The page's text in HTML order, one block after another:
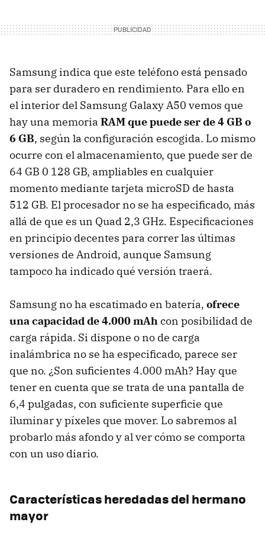
Samsung indica que este teléfono está pensado
para ser duradero en rendimiento. Para ello en
el interior del Samsung Galaxy A50 vemos que
hay una memoria RAM que puede ser de 4 GB o
6 GB, según la configuración escogida. Lo mismo
ocurre con el almacenamiento, que puede ser de
64 GB 0 128 GB, ampliables en cualquier
momento mediante tarjeta microSD de hasta
512 GB. El procesador no se ha especificado, más
allá de que es un Quad 2,3 GHz. Especificaciones
en principio decentes para correr las últimas
versiones de Android, aunque Samsung
tampoco ha indicado qué versión traerá.
Samsung no ha escatimado en batería, ofrece
una capacidad de 4.000 mAh con posibilidad de
carga rápida. Si dispone o no de carga
inalámbrica no se ha especificado, parece ser
que no. ¿Son suficientes 4.000 mAh? Hay que
tener en cuenta que se trata de una pantalla de
6,4 pulgadas, con suficiente superficie que
iluminar y píxeles que mover. Lo sabremos al
probarlo más afondo y al ver cómo se comporta
con un uso diario.
Características heredadas del hermano
mayor